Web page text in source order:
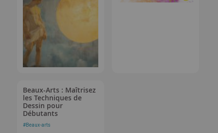
Beaux-Arts : Maîtrisez
les Techniques de
Dessin pour
Débutants
#Beaux-arts